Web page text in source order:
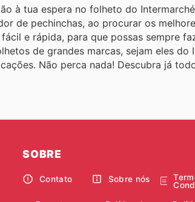
à tua espera no folheto do
de pechinchas, ao procurar os
e rápida, para que possas sempre
de grandes marcas, sejam eles do
Não perca nada! Descubra já
SOBRE
Contato Sobre nós